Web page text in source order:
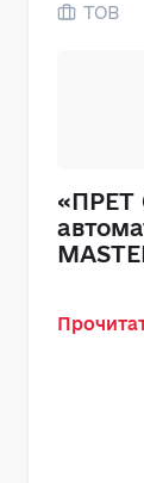
ТОВ
«ПРЕТ